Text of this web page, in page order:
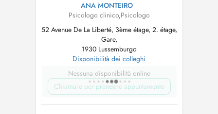
ANA MONTEIRO
Psicologo clinico,Psicologo
52 Avenue De La Liberté, 3ème étage, 2. étage,
Gare,
1930 Lussemburgo
Disponibilità dei colleghi
Nessuna disponibilità online
Chiamare per prendere appuntamento